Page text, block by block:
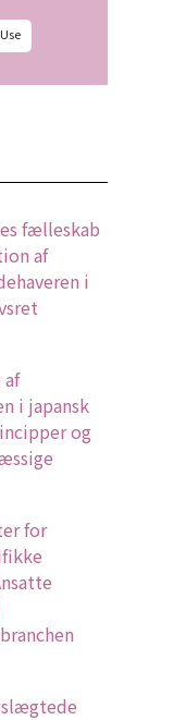
fælleskab
af
i
af
i japansk
og
for